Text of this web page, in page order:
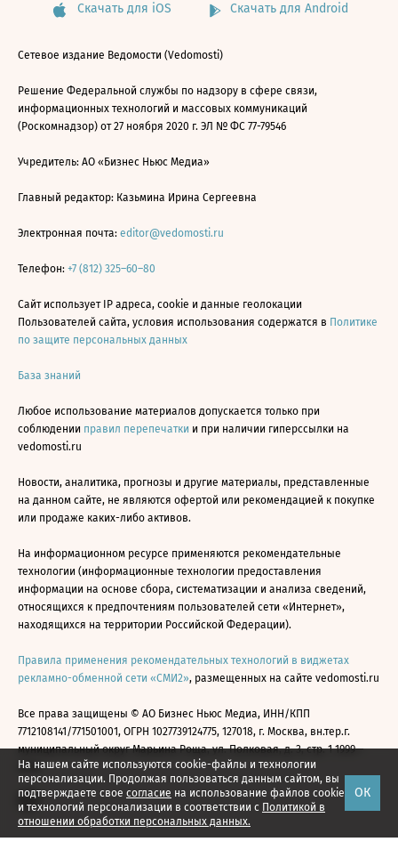
На нашем сайте используются cookie-файлы и технологии
персонализации. Продолжая пользоваться данным сайтом, вы
подтверждаете свое согласие на использование файлов cookie
и технологий персонализации в соответствии с Политикой в
отношении обработки персональных данных.
ОК
Скачать для iOS Скачать для Android
Сетевое издание Ведомости (Vedomosti)
Решение Федеральной службы по надзору в сфере связи,
информационных технологий и массовых коммуникаций
(Роскомнадзор) от 27 ноября 2020 г. ЭЛ № ФС 77-79546
Учредитель: АО «Бизнес Ньюс Медиа»
Главный редактор: Казьмина Ирина Сергеевна
Электронная почта: editor@vedomosti.ru
Телефон: +7 (812) 325–60–80
Сайт использует IP адреса, cookie и данные геолокации
Пользователей сайта, условия использования содержатся в Политике
по защите персональных данных
База знаний
Любое использование материалов допускается только при
соблюдении правил перепечатки и при наличии гиперссылки на
vedomosti.ru
Новости, аналитика, прогнозы и другие материалы, представленные
на данном сайте, не являются офертой или рекомендацией к покупке
или продаже каких-либо активов.
На информационном ресурсе применяются рекомендательные
технологии (информационные технологии предоставления
информации на основе сбора, систематизации и анализа сведений,
относящихся к предпочтениям пользователей сети «Интернет»,
находящихся на территории Российской Федерации).
Правила применения рекомендательных технологий в виджетах
рекламно-обменной сети «СМИ2», размещенных на сайте vedomosti.ru
Все права защищены © АО Бизнес Ньюс Медиа, ИНН/КПП
7712108141/771501001, ОГРН 1027739124775, 127018, г. Москва, вн.тер.г.
муниципальный округ Марьина Роща, ул. Полковая, д. 3, стр. 1 1999—
2026